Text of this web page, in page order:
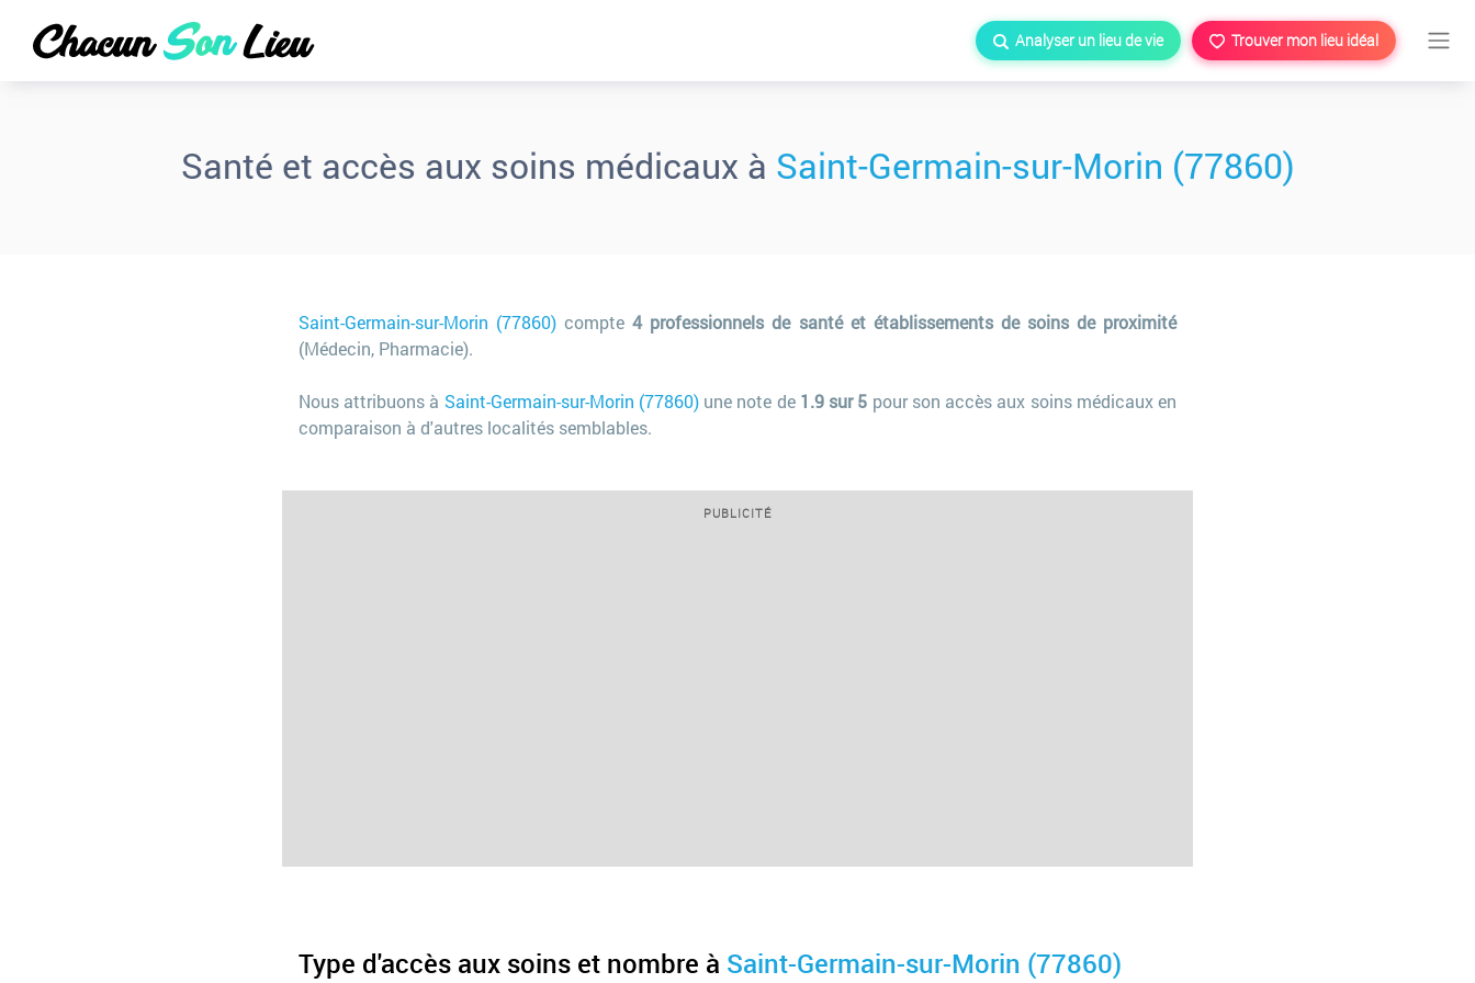
Analyser un lieu de vie Trouver mon lieu idéal
Santé et accès aux soins médicaux à Saint-Germain-sur-Morin (77860)
Saint-Germain-sur-Morin (77860) compte4 professionnels de santé et établissements de soins de proximité
(Médecin, Pharmacie).
Nous attribuons à Saint-Germain-sur-Morin (77860)une note de 1.9 sur 5 pour son accès aux soins médicaux en
comparaison à d'autres localités semblables.
PUBLICITÉ
Type d'accès aux soins et nombre à Saint-Germain-sur-Morin (77860)